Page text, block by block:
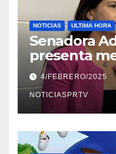
NOTICIAS ULTIMA HORA
Senadora
presenta
violencia
4/FEBRERO/2025
NOTICIASPRTV